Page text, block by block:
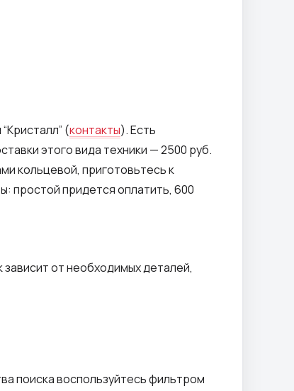
(контакты). Есть
этого вида техники — 2500 руб.
кольцевой, приготовьтесь к
простой придется оплатить, 600
зависит от необходимых деталей,
поиска воспользуйтесь фильтром